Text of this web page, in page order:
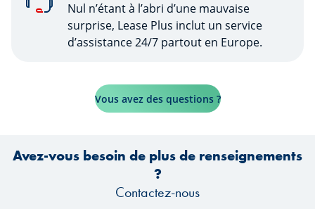
Nul n’étant à l’abri d’une mauvaise
surprise, Lease Plus inclut un service
d’assistance 24/7 partout en Europe.
Vous avez des questions ?
Avez-vous besoin de plus de renseignements
?
Contactez-nous